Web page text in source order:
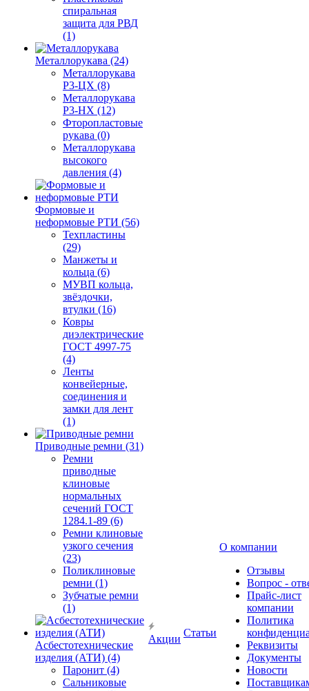
спиральная
защита для РВД
(1)
Металлорукава (24)
Металлорукава
Р3-ЦХ (8)
Металлорукава
Р3-НХ (12)
Фторопластовые
рукава (0)
Металлорукава
высокого
давления (4)
Формовые и
неформовые РТИ (56)
Техпластины
(29)
Манжеты и
кольца (6)
МУВП кольца,
звёздочки,
втулки (16)
Ковры
диэлектрические
ГОСТ 4997-75
(4)
Ленты
конвейерные,
соединения и
замки для лент
(1)
Приводные ремни (31)
Ремни
приводные
клиновые
нормальных
сечений ГОСТ
1284.1-89 (6)
Ремни клиновые
узкого сечения
(23)
Поликлиновые
ремни (1)
Зубчатые ремни
(1)
Асбестотехнические
изделия (АТИ) (4)
Паронит (4)
Сальниковые
Акции
Статьи
О компании
Отзывы
Вопрос -
Прайс-лист
компании
Политика
Реквизиты
Документы
Новости